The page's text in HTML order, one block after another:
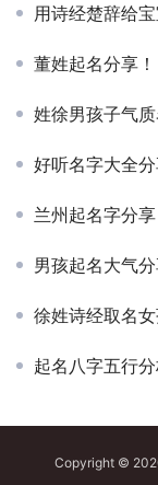
用诗经楚辞给
董姓起名分享！
姓徐男孩子气质
好听名字大全分
兰州起名字分享
男孩起名大气分
徐姓诗经取名女
起名八字五行分
Copyright ©